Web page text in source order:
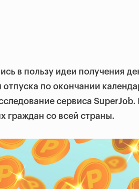
в пользу идеи получения
по окончании
сервиса SuperJob.
граждан со всей страны.